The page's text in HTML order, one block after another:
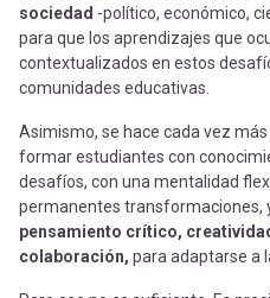
sociedad -político, económico,
para que los aprendizajes que
contextualizados en estos
comunidades educativas.
Asimismo, se hace cada vez
formar estudiantes con
desafíos, con una mentalidad
permanentes transformaciones,
pensamiento crítico,
colaboración, para adaptarse a